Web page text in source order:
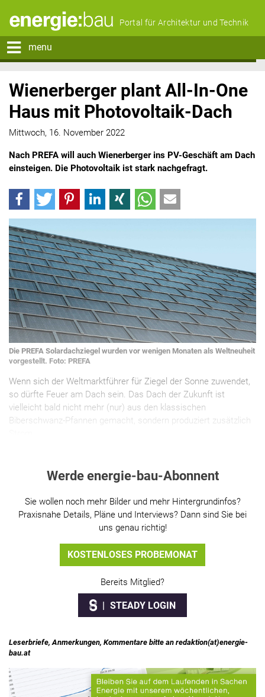
Portal für Architektur und Technik
menu
Wienerberger plant All-In-One
Haus mit Photovoltaik-Dach
Mittwoch, 16. November 2022
Nach PREFA will auch Wienerberger ins PV-Geschäft am Dach
einsteigen. Die Photovoltaik ist stark nachgefragt.
Die PREFA Solardachziegel wurden vor wenigen Monaten als Weltneuheit
vorgestellt. Foto: PREFA
Wenn sich der Weltmarktführer für Ziegel der Sonne zuwendet,
so dürfte Feuer am Dach sein. Das Dach der Zukunft ist
vielleicht bald nicht mehr (nur) aus den klassischen
Biberschwanz-Pfannen gemacht, sondern produziert zusätzlich
Werde energie-bau-Abonnent
Sie wollen noch mehr Bilder und mehr Hintergrundinfos?
Praxisnahe Details, Pläne und Interviews? Dann sind Sie bei
uns genau richtig!
KOSTENLOSES PROBEMONAT
Bereits Mitglied?
STEADY LOGIN
Leserbriefe, Anmerkungen, Kommentare bitte an redaktion(at)energie-
bau.at